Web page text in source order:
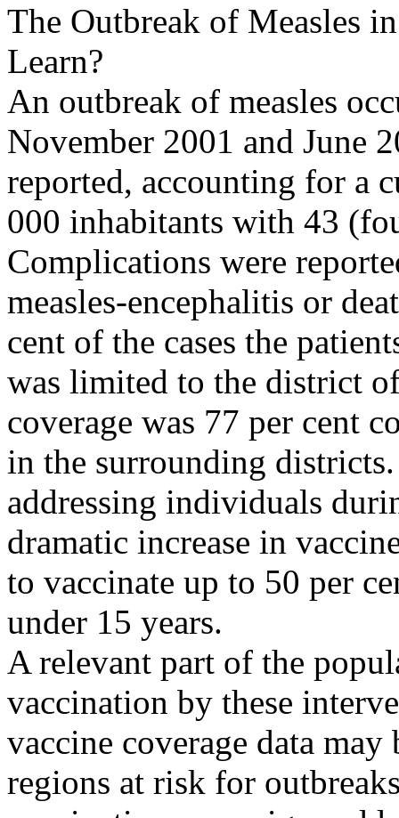
The Outbreak of Measles
Learn?
An outbreak of measles
November 2001 and June
reported, accounting for a
000 inhabitants with 43
Complications were
measles-encephalitis or
cent of the cases the
was limited to the district
coverage was 77 per cent
in the surrounding
addressing individuals
dramatic increase in
to vaccinate up to 50 per
under 15 years.
A relevant part of the
vaccination by these
vaccine coverage data
regions at risk for